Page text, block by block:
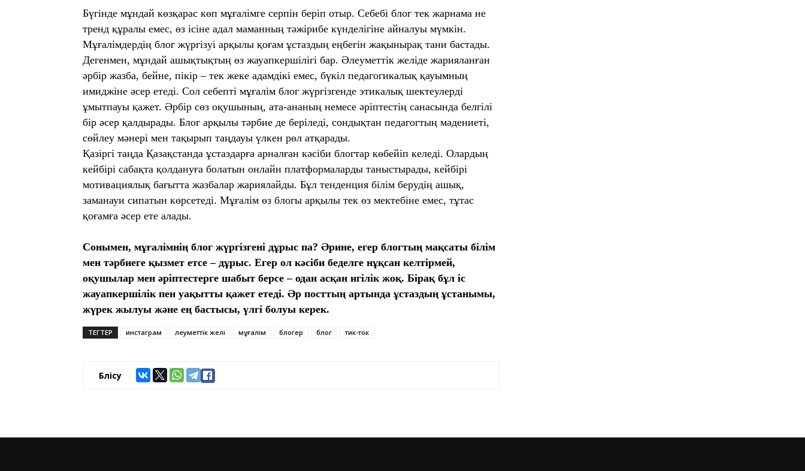
Бүгінде мұндай көзқарас көп мұғалімге серпін беріп отыр. Себебі блог тек жарнама не
тренд құралы емес, өз ісіне адал маманның тәжірибе күнделігіне айналуы мүмкін.
Мұғалімдердің блог жүргізуі арқылы қоғам ұстаздың еңбегін жақынырақ тани бастады.
Дегенмен, мұндай ашықтықтың өз жауапкершілігі бар. Әлеуметтік желіде жарияланған
әрбір жазба, бейне, пікір – тек жеке адамдікі емес, бүкіл педагогикалық қауымның
имиджіне әсер етеді. Сол себепті мұғалім блог жүргізгенде этикалық шектеулерді
ұмытпауы қажет. Әрбір сөз оқушының, ата-ананың немесе әріптестің санасында белгілі
бір әсер қалдырады. Блог арқылы тәрбие де беріледі, сондықтан педагогтың мәдениеті,
сөйлеу мәнері мен тақырып таңдауы үлкен рөл атқарады.
Қазіргі таңда Қазақстанда ұстаздарға арналған кәсіби блогтар көбейіп келеді. Олардың
кейбірі сабақта қолдануға болатын онлайн платформаларды таныстырады, кейбірі
мотивациялық бағытта жазбалар жариялайды. Бұл тенденция білім берудің ашық,
заманауи сипатын көрсетеді. Мұғалім өз блогы арқылы тек өз мектебіне емес, тұтас
қоғамға әсер ете алады.
Сонымен, мұғалімнің блог жүргізгені дұрыс па? Әрине, егер блогтың мақсаты білім
мен тәрбиеге қызмет етсе – дұрыс. Егер ол кәсіби беделге нұқсан келтірмей,
оқушылар мен әріптестерге шабыт берсе – одан асқан игілік жоқ. Бірақ бұл іс
жауапкершілік пен уақытты қажет етеді. Әр посттың артында ұстаздың ұстанымы,
жүрек жылуы және ең бастысы, үлгі болуы керек.
ТЕГТЕР инстаграм әлеуметтік желі мұғалім блогер блог тик-ток
Бөлісу